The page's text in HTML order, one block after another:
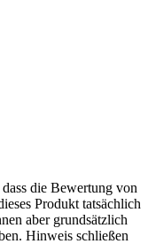
die Bewertung von
Produkt tatsächlich
aber grundsätzlich
Hinweis schließen